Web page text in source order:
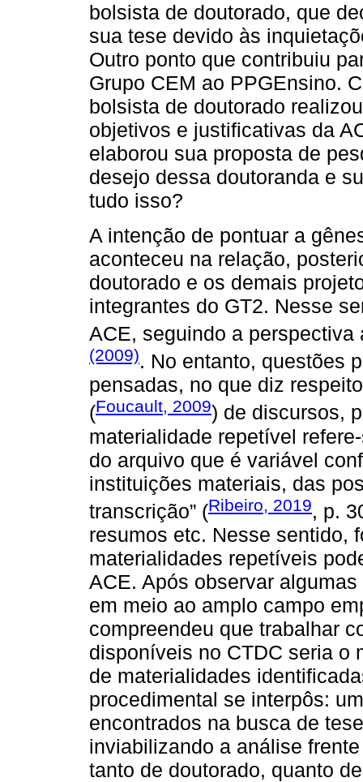
bolsista de doutorado, que
sua tese devido às
Outro ponto que contribuiu
Grupo CEM ao PPGEnsino.
bolsista de doutorado
objetivos e justificativas da
elaborou sua proposta de
desejo dessa doutoranda e
tudo isso?
A intenção de pontuar a
aconteceu na relação,
doutorado e os demais
integrantes do GT2. Nesse
ACE, seguindo a
(2009). No entanto, questões
pensadas, no que diz
(Foucault, 2009) de discursos,
materialidade repetível
do arquivo que é variável
instituições materiais, das
transcrição” (Ribeiro, 2019, p.
resumos etc. Nesse sentido,
materialidades repetíveis
ACE. Após observar
em meio ao amplo campo
compreendeu que trabalhar
disponíveis no CTDC seria o
de materialidades
procedimental se interpôs:
encontrados na busca de
inviabilizando a análise
tanto de doutorado, quanto